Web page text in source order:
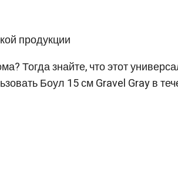
продукции
Тогда знайте, что этот
Боул 15 см Gravel Gray в